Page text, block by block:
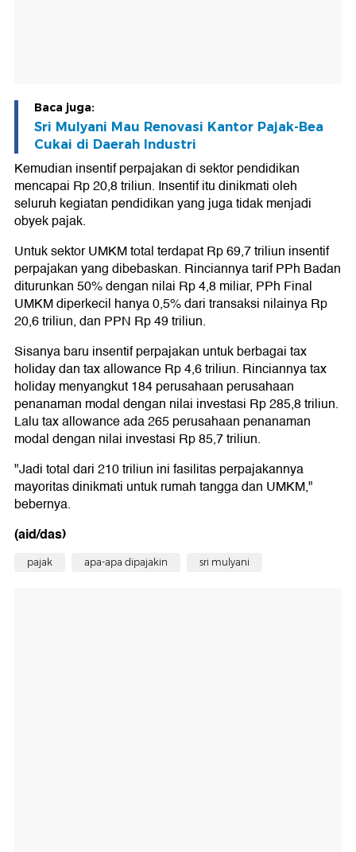
Baca juga:
Sri Mulyani Mau Renovasi Kantor Pajak-Bea
Cukai di Daerah Industri
Kemudian insentif perpajakan di sektor pendidikan
mencapai Rp 20,8 triliun. Insentif itu dinikmati oleh
seluruh kegiatan pendidikan yang juga tidak menjadi
obyek pajak.
Untuk sektor UMKM total terdapat Rp 69,7 triliun insentif
perpajakan yang dibebaskan. Rinciannya tarif PPh Badan
diturunkan 50% dengan nilai Rp 4,8 miliar, PPh Final
UMKM diperkecil hanya 0,5% dari transaksi nilainya Rp
20,6 triliun, dan PPN Rp 49 triliun.
Sisanya baru insentif perpajakan untuk berbagai tax
holiday dan tax allowance Rp 4,6 triliun. Rinciannya tax
holiday menyangkut 184 perusahaan perusahaan
penanaman modal dengan nilai investasi Rp 285,8 triliun.
Lalu tax allowance ada 265 perusahaan penanaman
modal dengan nilai investasi Rp 85,7 triliun.
"Jadi total dari 210 triliun ini fasilitas perpajakannya
mayoritas dinikmati untuk rumah tangga dan UMKM,"
bebernya.
(aid/das)
pajak apa-apa dipajakin sri mulyani